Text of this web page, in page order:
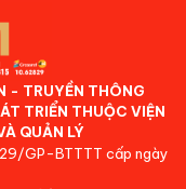
- TRUYỀN THÔNG
TRIỂN THUỘC VIỆN
QUẢN LÝ
GP-BTTTT cấp ngày